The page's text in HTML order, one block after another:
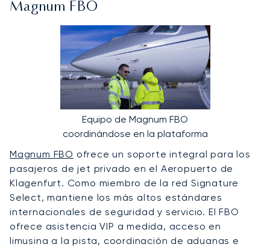
Magnum FBO
Equipo de Magnum FBO
coordinándose en la plataforma
Magnum FBO ofrece un soporte integral para los
pasajeros de jet privado en el Aeropuerto de
Klagenfurt. Como miembro de la red Signature
Select, mantiene los más altos estándares
internacionales de seguridad y servicio. El FBO
ofrece asistencia VIP a medida, acceso en
limusina a la pista, coordinación de aduanas e